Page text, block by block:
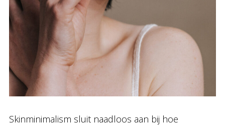
Skinminimalism sluit naadloos aan bij hoe